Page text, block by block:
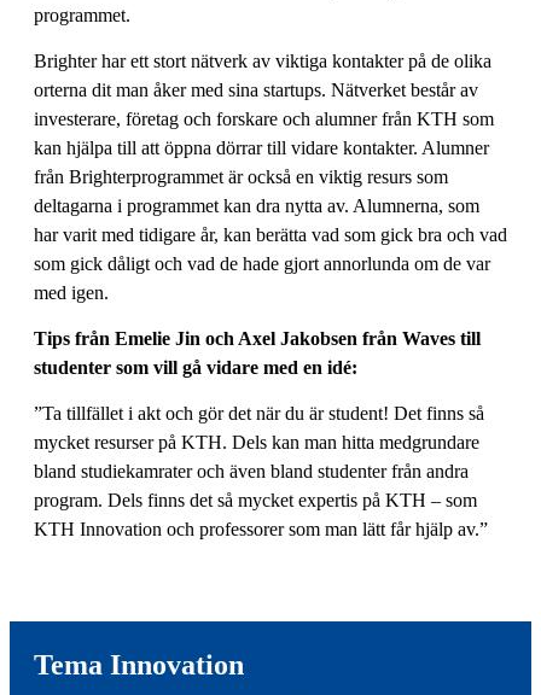
programmet.
Brighter har ett stort nätverk av viktiga kontakter på de olika
orterna dit man åker med sina startups. Nätverket består av
investerare, företag och forskare och alumner från KTH som
kan hjälpa till att öppna dörrar till vidare kontakter. Alumner
från Brighterprogrammet är också en viktig resurs som
deltagarna i programmet kan dra nytta av. Alumnerna, som
har varit med tidigare år, kan berätta vad som gick bra och vad
som gick dåligt och vad de hade gjort annorlunda om de var
med igen.
Tips från Emelie Jin och Axel Jakobsen från Waves till
studenter som vill gå vidare med en idé:
”Ta tillfället i akt och gör det när du är student! Det finns så
mycket resurser på KTH. Dels kan man hitta medgrundare
bland studiekamrater och även bland studenter från andra
program. Dels finns det så mycket expertis på KTH – som
KTH Innovation och professorer som man lätt får hjälp av.”
Tema Innovation